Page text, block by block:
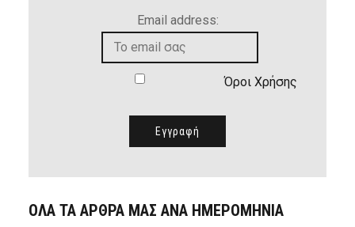
Email address:
Όροι Χρήσης
ΟΛΑ ΤΑ ΑΡΘΡΑ ΜΑΣ ΑΝΑ ΗΜΕΡΟΜΗΝΙΑ